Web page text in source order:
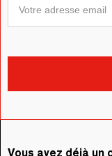
Vous avez déjà un